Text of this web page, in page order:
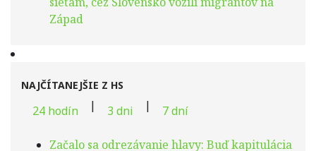
Západ
NAJČÍTANEJŠIE Z HS
24 hodín | 3 dni | 7 dní
Začalo sa odrezávanie hlavy: Buď kapitulácia